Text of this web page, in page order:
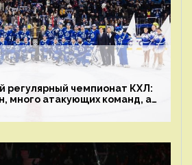
регулярный чемпионат КХЛ:
много атакующих команд, а